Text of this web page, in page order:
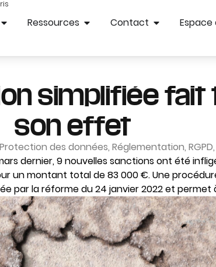
Ressources Contact Espace
simplifiée
son effet
Protection des données, Réglementation, RGPD,
dernier, 9 nouvelles sanctions ont été
un montant total de 83 000 €. Une
par la réforme du 24 janvier 2022 et permet à